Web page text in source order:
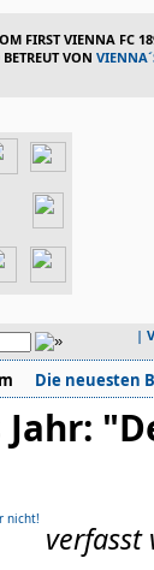
FIRST VIENNA FC
VON
|
Die neuesten
Jahr:
verfasst